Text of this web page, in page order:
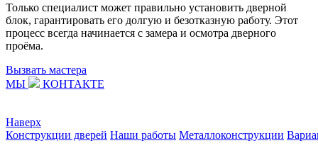
Только специалист может правильно установить дверной
блок, гарантировать его долгую и безотказную работу. Этот
процесс всегда начинается с замера и осмотра дверного
проёма.
Вызвать мастера
МЫ
КОНТАКТЕ
Наверх
Конструкции дверей Наши работы Металлоконструкции